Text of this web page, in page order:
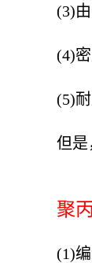
(3)
(4)
(5)
但是
聚
(1)